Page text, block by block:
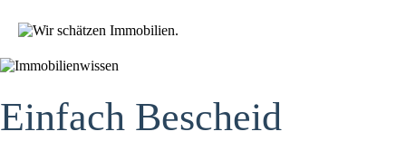
Einfach Bescheid